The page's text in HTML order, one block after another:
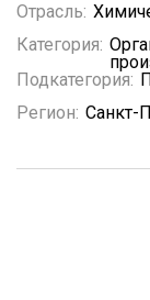
Отрасль:
Категория:
Подкатегория:
Регион: Санкт-